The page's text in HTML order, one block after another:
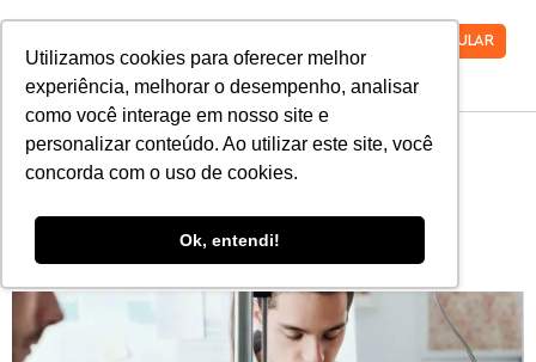
Utilizamos cookies para oferecer melhor
experiência, melhorar o desempenho, analisar
como você interage em nosso site e
personalizar conteúdo. Ao utilizar este site, você
concorda com o uso de cookies.
Ok, entendi!
VESTIBULAR
Conheça mais sobre as
matérias do curso de
engenharia civil